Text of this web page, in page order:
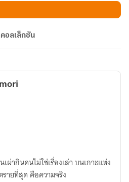
คอลเล็กชัน
นไม่ใช่เรื่องเล่า บนเกาะแห่ง
ายที่สุด คือความจริง